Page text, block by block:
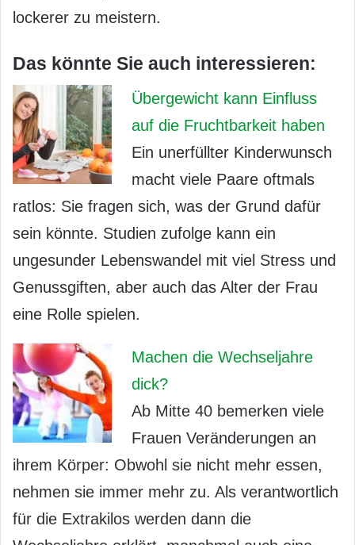
lockerer zu meistern.
Das könnte Sie auch interessieren:
Übergewicht kann Einfluss
auf die Fruchtbarkeit haben
Ein unerfüllter Kinderwunsch
macht viele Paare oftmals
ratlos: Sie fragen sich, was der Grund dafür
sein könnte. Studien zufolge kann ein
ungesunder Lebenswandel mit viel Stress und
Genussgiften, aber auch das Alter der Frau
eine Rolle spielen.
Machen die Wechseljahre
dick?
Ab Mitte 40 bemerken viele
Frauen Veränderungen an
ihrem Körper: Obwohl sie nicht mehr essen,
nehmen sie immer mehr zu. Als verantwortlich
für die Extrakilos werden dann die